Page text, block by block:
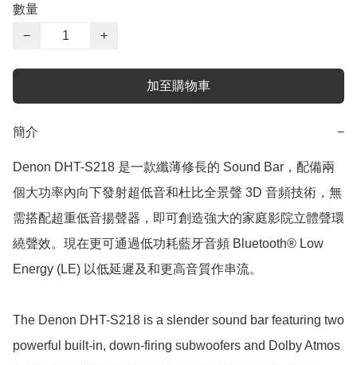
數量
−
+
加至購物車
簡介 −
Denon DHT-S218 是一款纖薄修長的 Sound Bar，配備兩
個大功率內向下發射超低音和杜比全景聲 3D 音頻技術，無
需搭配超重低音揚聲器，即可創造強大的家庭影院立體聲環
繞聲效。現在更可通過低功耗藍牙音頻 Bluetooth® Low
Energy (LE) 以低延遲及和更高音質作串流。
The Denon DHT-S218 is a slender sound bar featuring two
powerful built-in, down-firing subwoofers and Dolby Atmos